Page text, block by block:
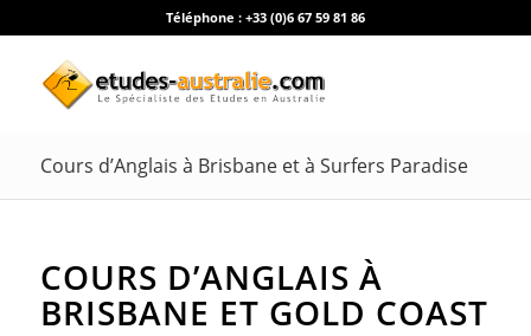
Téléphone : +33 (0)6 67 59 81 86
Cours d’Anglais à Brisbane et à Surfers Paradise
COURS D’ANGLAIS À
BRISBANE ET GOLD COAST